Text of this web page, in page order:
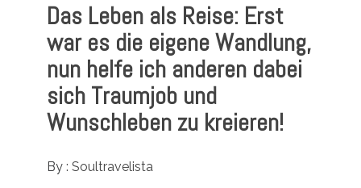
Das Leben als Reise: Erst
war es die eigene Wandlung,
nun helfe ich anderen dabei
sich Traumjob und
Wunschleben zu kreieren!
By : Soultravelista